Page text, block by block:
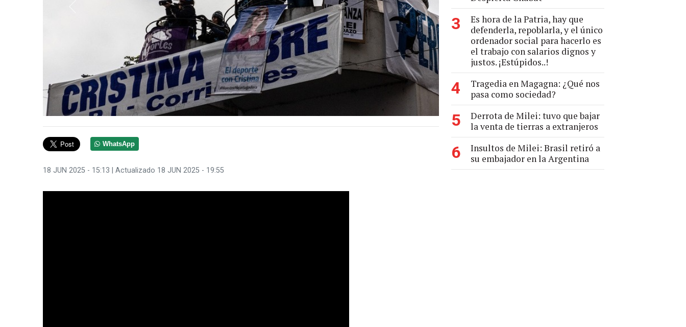
Siguiente
WhatsApp
18 JUN 2025 - 15:13 | Actualizado 18 JUN 2025 - 19:55
3
Es hora de la Patria, hay que
defenderla, repoblarla, y el único
ordenador social para hacerlo es
el trabajo con salarios dignos y
justos. ¡Estúpidos..!
4
Tragedia en Magagna: ¿Qué nos
pasa como sociedad?
5
Derrota de Milei: tuvo que bajar
la venta de tierras a extranjeros
6
Insultos de Milei: Brasil retiró a
su embajador en la Argentina